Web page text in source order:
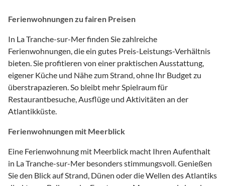
Ferienwohnungen zu fairen Preisen
In La Tranche-sur-Mer finden Sie zahlreiche
Ferienwohnungen, die ein gutes Preis-Leistungs-Verhältnis
bieten. Sie profitieren von einer praktischen Ausstattung,
eigener Küche und Nähe zum Strand, ohne Ihr Budget zu
überstrapazieren. So bleibt mehr Spielraum für
Restaurantbesuche, Ausflüge und Aktivitäten an der
Atlantikküste.
Ferienwohnungen mit Meerblick
Eine Ferienwohnung mit Meerblick macht Ihren Aufenthalt
in La Tranche-sur-Mer besonders stimmungsvoll. Genießen
Sie den Blick auf Strand, Dünen oder die Wellen des Atlantiks